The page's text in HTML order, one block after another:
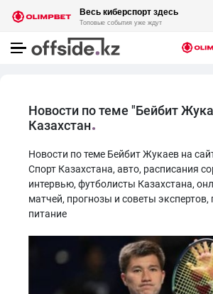
Новости по теме "Бейбит
Казахстан
Новости по теме Бейбит Жукаев на
Спорт Казахстана, авто, расписания
интервью, футболисты Казахстана,
матчей, прогнозы и советы экспертов,
питание